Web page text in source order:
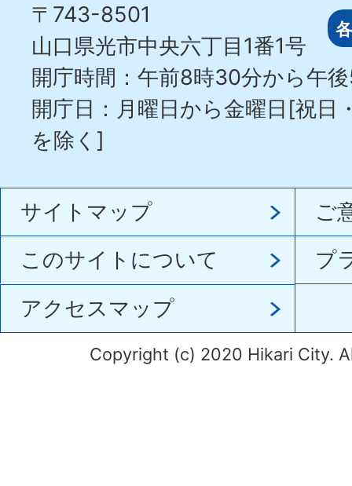
〒743-8501
山口県光市中央六丁目1番1号
開庁時間：午前8時30分から午
開庁日：月曜日から金曜日[祝日
を除く]
サイトマップ
ご
このサイトについて
プ
アクセスマップ
Copyright (c) 2020 Hikari City.